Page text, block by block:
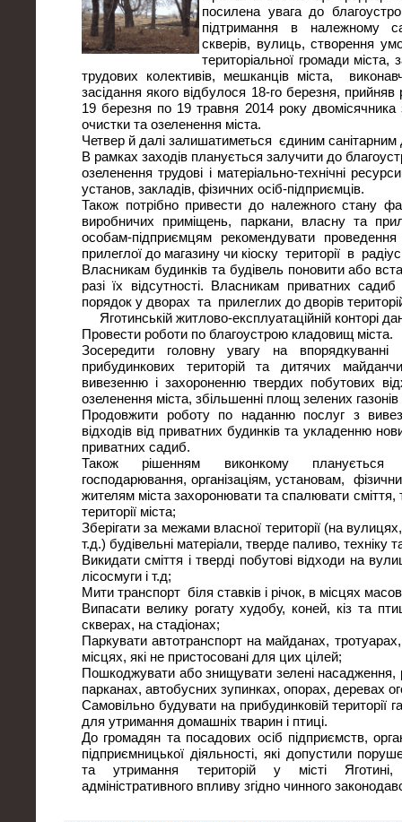
посилена увага до
підтримання в належному
скверів, вулиць, створення
територіальної громади
трудових колективів, мешканців міста,
засідання якого відбулося 18-го березня,
19 березня по 19 травня 2014 року двомісячника
очистки та озеленення міста.
Четвер й далі залишатиметься єдиним санітарним
В рамках заходів планується залучити до
озеленення трудові і матеріально-технічні
установ, закладів, фізичних осіб-підприємців.
Також потрібно привести до належного стану
виробничих приміщень, паркани, власну та
особам-підприємцям рекомендувати
прилеглої до магазину чи кіоску території в
Власникам будинків та будівель поновити або
разі їх відсутності. Власникам приватних
порядок у дворах та прилеглих до дворів
Яготинській житлово-експлуатаційній конторі
Провести роботи по благоустрою кладовищ міста.
Зосередити головну увагу на впорядкуванні
прибудинкових територій та дитячих
вивезенню і захороненню твердих побутових
озеленення міста, збільшенні площ зелених газонів і
Продовжити роботу по наданню послуг з
відходів від приватних будинків та укладенню
приватних садиб.
Також рішенням виконкому планується
господарювання, організаціям, установам,
жителям міста захоронювати та спалювати сміття,
території міста;
Зберігати за межами власної території (на
т.д.) будівельні матеріали, тверде паливо, техніку
Викидати сміття і тверді побутові відходи на
лісосмуги і т.д;
Мити транспорт біля ставків і річок, в місцях
Випасати велику рогату худобу, коней, кіз та
скверах, на стадіонах;
Паркувати автотранспорт на майданах,
місцях, які не пристосовані для цих цілей;
Пошкоджувати або знищувати зелені насадження,
парканах, автобусних зупинках, опорах, деревах
Самовільно будувати на прибудинковій території
для утримання домашніх тварин і птиці.
До громадян та посадових осіб підприємств,
підприємницької діяльності, які допустили
та утримання територій у місті Яготині,
адміністративного впливу згідно чинного